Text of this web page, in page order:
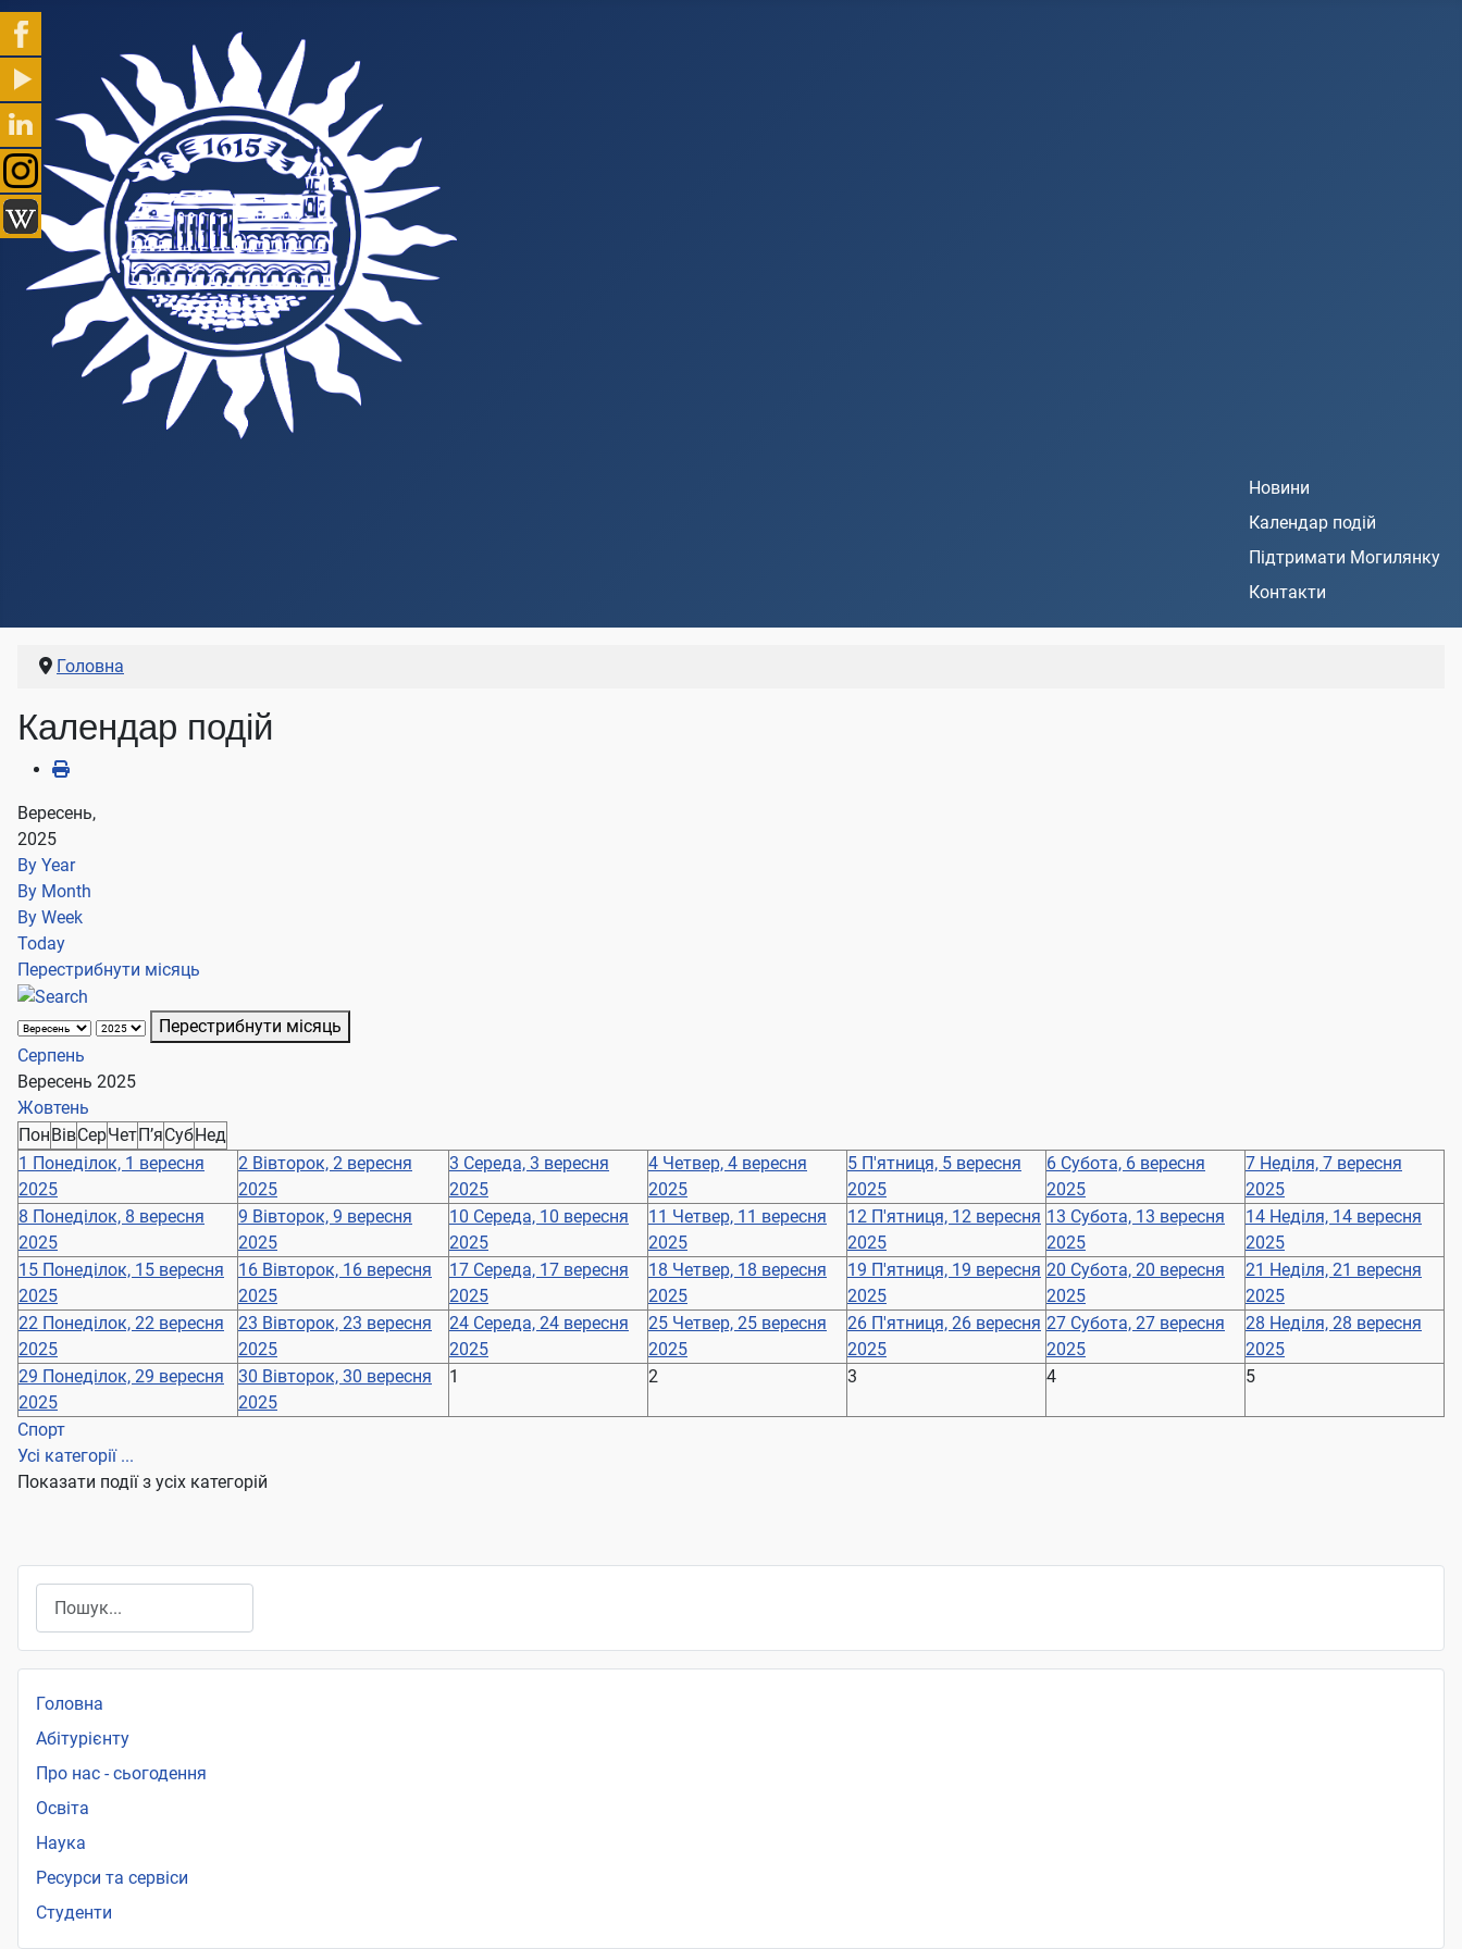
Новини
Календар подій
Підтримати Могилянку
Контакти
Головна
Календар подій
Вересень,
2025
By Year
By Month
By Week
Today
Перестрибнути місяць
Перестрибнути місяць
Серпень
Вересень 2025
Жовтень
Пон ВівСерЧет П’яСубНед
1 Понеділок, 1 вересня
2025
2 Вівторок, 2 вересня
2025
3 Середа, 3 вересня
2025
4 Четвер, 4 вересня
2025
5 П'ятниця, 5 вересня
2025
6 Субота, 6 вересня
2025
7 Неділя, 7 вересня
2025
8 Понеділок, 8 вересня
2025
9 Вівторок, 9 вересня
2025
10 Середа, 10 вересня
2025
11 Четвер, 11 вересня
2025
12 П'ятниця, 12 вересня
2025
13 Субота, 13 вересня
2025
14 Неділя, 14 вересня
2025
15 Понеділок, 15 вересня
2025
16 Вівторок, 16 вересня
2025
17 Середа, 17 вересня
2025
18 Четвер, 18 вересня
2025
19 П'ятниця, 19 вересня
2025
20 Субота, 20 вересня
2025
21 Неділя, 21 вересня
2025
22 Понеділок, 22 вересня
2025
23 Вівторок, 23 вересня
2025
24 Середа, 24 вересня
2025
25 Четвер, 25 вересня
2025
26 П'ятниця, 26 вересня
2025
27 Субота, 27 вересня
2025
28 Неділя, 28 вересня
2025
29 Понеділок, 29 вересня
2025
30 Вівторок, 30 вересня
2025
1 2 3 4 5
Спорт
Усі категорії ...
Показати події з усіх категорій
Головна
Абітурієнту
Про нас - сьогодення
Освіта
Наука
Ресурси та сервіси
Студенти